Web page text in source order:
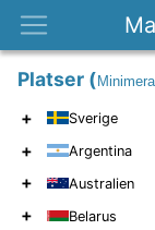
Platser
Om
Kontakt
Platser (
+ Sverige
+ Argentina
+ Australien
+ Belarus